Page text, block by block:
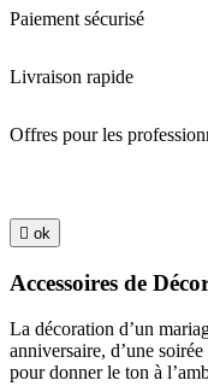
Paiement sécurisé
Livraison rapide
Offres pour les
 ok
Accessoires de
La décoration d’un
anniversaire, d’une
pour donner le ton à